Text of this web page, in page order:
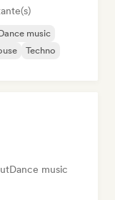
music
Techno
Dance music